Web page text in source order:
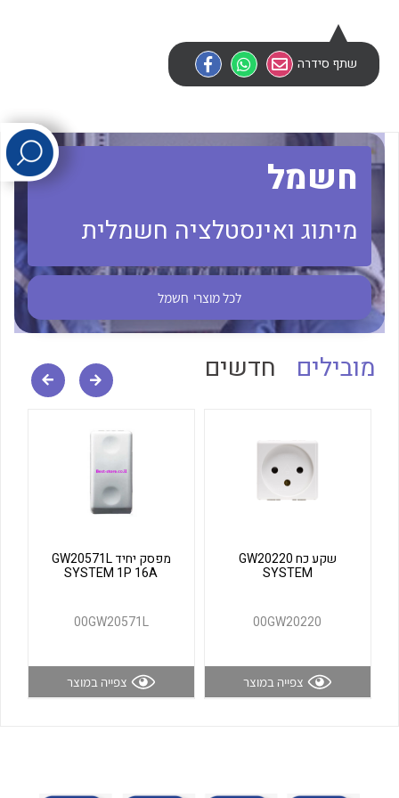
לכל מוצרי היצרן
לכל מוצרי היצרן לכל מוצרי היצרן
לכל מוצרי היצרן לכל מוצרי היצרן
שתף סידרה
חשמל
מיתוג ואינסטלציה חשמלית
לכל מוצרי חשמל
מובילים חדשים
שקע כח GW20220
SYSTEM
00GW20220
צפייה במוצר
מפסק יחיד GW20571L
SYSTEM 1P 16A
00GW20571L
צפייה במוצר